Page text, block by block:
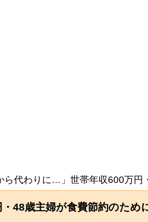
ら代わりに…」世帯年収600万
48歳主婦が食費節約のため